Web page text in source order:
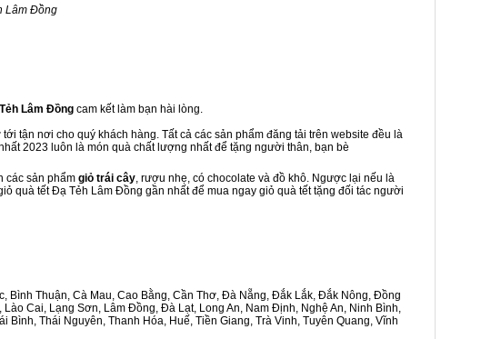
Lâm Đồng
Lâm Đồng cam kết làm bạn hài lòng.
tận nơi cho quý khách hàng. Tất cả các sản phẩm đăng tải trên website đều là
2023 luôn là món quà chất lượng nhất để tặng người thân, bạn bè
các sản phẩm giỏ trái cây, rượu nhẹ, có chocolate và đồ khô. Ngược lại nếu là
quà tết Đạ Tẻh Lâm Đồng gần nhất để mua ngay giỏ quà tết tặng đối tác người
Bình Thuận, Cà Mau, Cao Bằng, Cần Thơ, Đà Nẵng, Đắk Lắk, Đắk Nông, Đồng
Cai, Lạng Sơn, Lâm Đồng, Đà Lạt, Long An, Nam Định, Nghệ An, Ninh Bình,
Bình, Thái Nguyên, Thanh Hóa, Huế, Tiền Giang, Trà Vinh, Tuyên Quang, Vĩnh